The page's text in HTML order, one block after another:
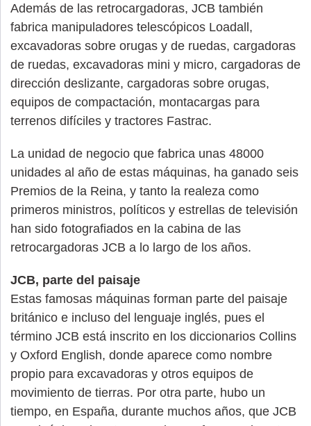
Además de las retrocargadoras, JCB también
fabrica manipuladores telescópicos Loadall,
excavadoras sobre orugas y de ruedas, cargadoras
de ruedas, excavadoras mini y micro, cargadoras de
dirección deslizante, cargadoras sobre orugas,
equipos de compactación, montacargas para
terrenos difíciles y tractores Fastrac.
La unidad de negocio que fabrica unas 48000
unidades al año de estas máquinas, ha ganado seis
Premios de la Reina, y tanto la realeza como
primeros ministros, políticos y estrellas de televisión
han sido fotografiados en la cabina de las
retrocargadoras JCB a lo largo de los años.
JCB, parte del paisaje
Estas famosas máquinas forman parte del paisaje
británico e incluso del lenguaje inglés, pues el
término JCB está inscrito en los diccionarios Collins
y Oxford English, donde aparece como nombre
propio para excavadoras y otros equipos de
movimiento de tierras. Por otra parte, hubo un
tiempo, en España, durante muchos años, que JCB